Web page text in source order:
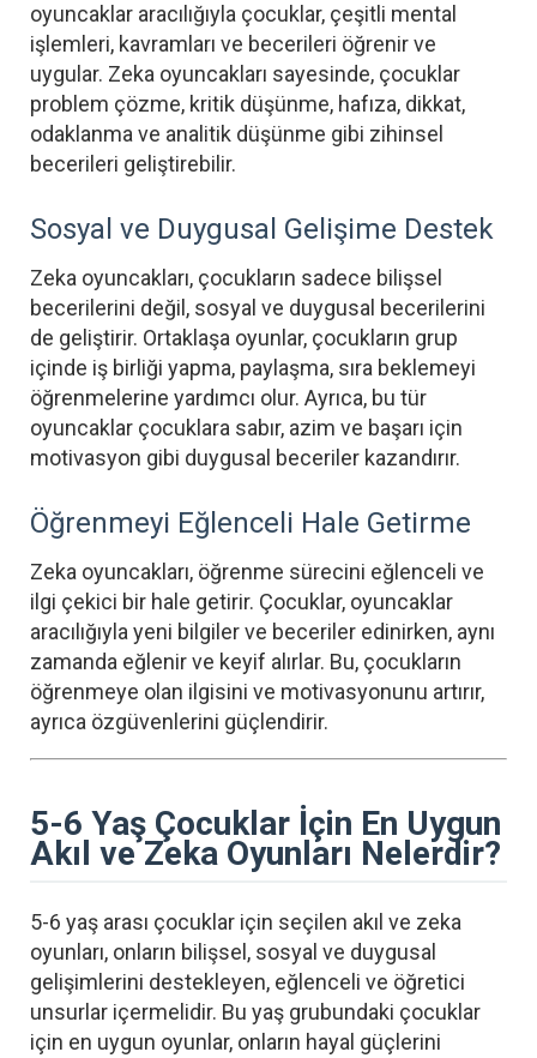
oyuncaklar aracılığıyla çocuklar, çeşitli mental
işlemleri, kavramları ve becerileri öğrenir ve
uygular. Zeka oyuncakları sayesinde, çocuklar
problem çözme, kritik düşünme, hafıza, dikkat,
odaklanma ve analitik düşünme gibi zihinsel
becerileri geliştirebilir.
Sosyal ve Duygusal Gelişime Destek
Zeka oyuncakları, çocukların sadece bilişsel
becerilerini değil, sosyal ve duygusal becerilerini
de geliştirir. Ortaklaşa oyunlar, çocukların grup
içinde iş birliği yapma, paylaşma, sıra beklemeyi
öğrenmelerine yardımcı olur. Ayrıca, bu tür
oyuncaklar çocuklara sabır, azim ve başarı için
motivasyon gibi duygusal beceriler kazandırır.
Öğrenmeyi Eğlenceli Hale Getirme
Zeka oyuncakları, öğrenme sürecini eğlenceli ve
ilgi çekici bir hale getirir. Çocuklar, oyuncaklar
aracılığıyla yeni bilgiler ve beceriler edinirken, aynı
zamanda eğlenir ve keyif alırlar. Bu, çocukların
öğrenmeye olan ilgisini ve motivasyonunu artırır,
ayrıca özgüvenlerini güçlendirir.
5-6 Yaş Çocuklar İçin En Uygun
Akıl ve Zeka Oyunları Nelerdir?
5-6 yaş arası çocuklar için seçilen akıl ve zeka
oyunları, onların bilişsel, sosyal ve duygusal
gelişimlerini destekleyen, eğlenceli ve öğretici
unsurlar içermelidir. Bu yaş grubundaki çocuklar
için en uygun oyunlar, onların hayal güçlerini